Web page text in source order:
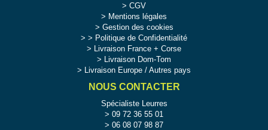
CGV
Mentions légales
Gestion des cookies
>
Politique de Confidentialité
Livraison France + Corse
Livraison Dom-Tom
Livraison Europe / Autres pays
NOUS CONTACTER
Spécialiste Leurres
09 72 36 55 01
06 08 07 98 87